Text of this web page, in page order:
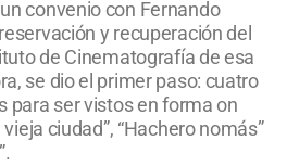
convenio con Fernando
y recuperación del
de Cinematografía de esa
se dio el primer paso: cuatro
para ser vistos en forma on
vieja ciudad”, “Hachero nomás”